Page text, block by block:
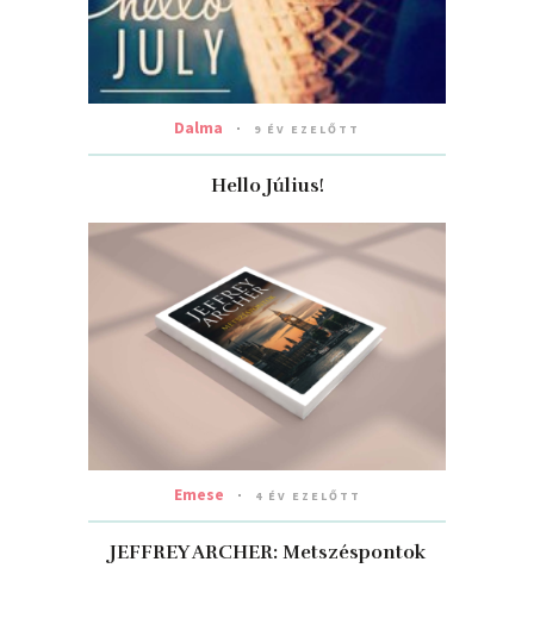
Dalma 9 ÉV EZELŐTT
Hello Július!
Emese 4 ÉV EZELŐTT
JEFFREY ARCHER: Metszéspontok